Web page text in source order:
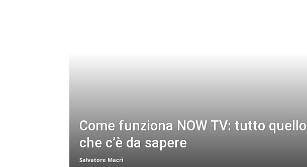
Come funziona NOW TV: tutto quello
che c’è da sapere
Salvatore Macrì